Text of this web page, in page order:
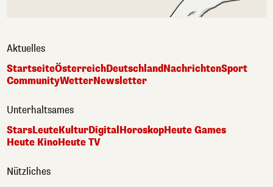
Aktuelles
StartseiteÖsterreichDeutschlandNachrichtenSport
CommunityWetterNewsletter
Unterhaltsames
StarsLeuteKulturDigitalHoroskopHeute Games
Heute KinoHeute TV
Nützliches